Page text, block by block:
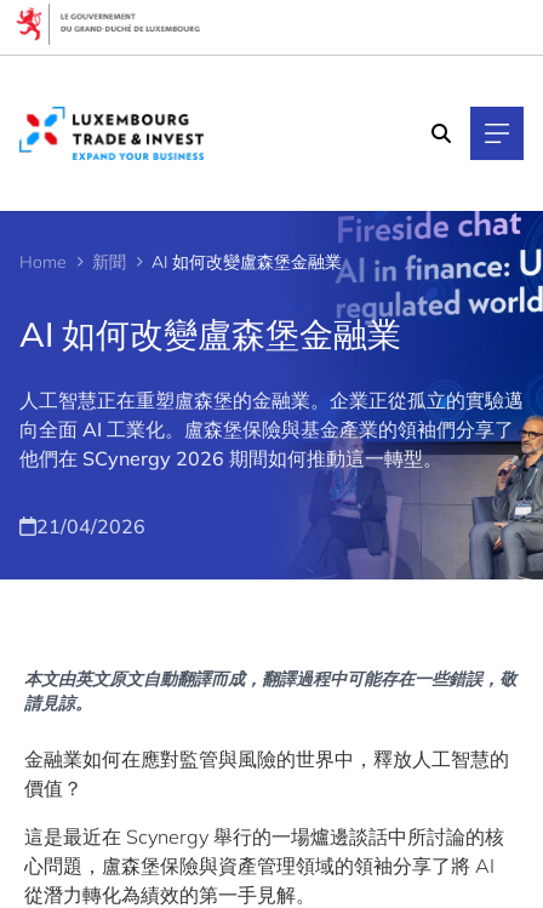
Home 新聞 AI 如何改變盧森堡金融業
AI 如何改變盧森堡金融業
人工智慧正在重塑盧森堡的金融業。企業正從孤立的實驗邁
向全面 AI 工業化。盧森堡保險與基金產業的領袖們分享了
他們在 SCynergy 2026 期間如何推動這一轉型。
21/04/2026
本文由英文原文自動翻譯而成，翻譯過程中可能存在一些錯誤，敬
請見諒。
金融業如何在應對監管與風險的世界中，釋放人工智慧的
價值？
這是最近在 Scynergy 舉行的一場爐邊談話中所討論的核
心問題，盧森堡保險與資產管理領域的領袖分享了將 AI
從潛力轉化為績效的第一手見解。
Cookies management panel